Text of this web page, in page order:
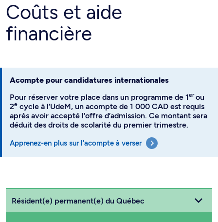
Coûts et aide
financière
Acompte pour candidatures internationales
Pour réserver votre place dans un programme de 1erou
2e cycle à l’UdeM, un acompte de 1 000 CAD est requis
après avoir accepté l’offre d’admission. Ce montant sera
déduit des droits de scolarité du premier trimestre.
Apprenez-en plus sur l’acompte à verser
Choisissez votre statut
Résident(e) permanent(e) du Québec